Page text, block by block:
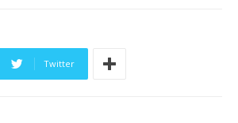
Twitter